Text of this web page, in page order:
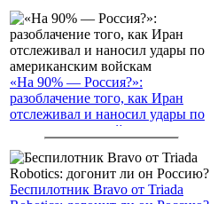
«На 90% — Россия?»:
разоблачение того, как Иран
отслеживал и наносил удары по
американским войскам
Беспилотник Bravo от Triada